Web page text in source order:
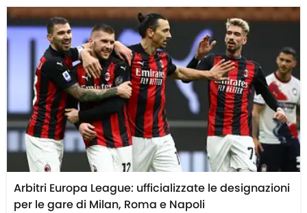
Arbitri Europa League: ufficializzate le designazioni
per le gare di Milan, Roma e Napoli